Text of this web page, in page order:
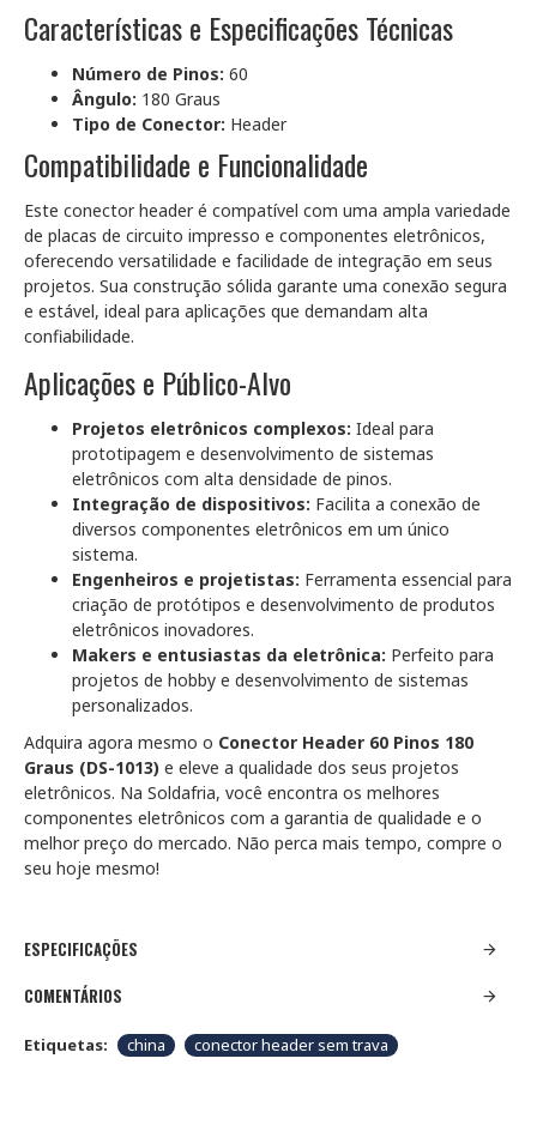
Características e Especificações Técnicas
Número de Pinos: 60
Ângulo: 180 Graus
Tipo de Conector: Header
Compatibilidade e Funcionalidade
Este conector header é compatível com uma ampla variedade
de placas de circuito impresso e componentes eletrônicos,
oferecendo versatilidade e facilidade de integração em seus
projetos. Sua construção sólida garante uma conexão segura
e estável, ideal para aplicações que demandam alta
confiabilidade.
Aplicações e Público-Alvo
Projetos eletrônicos complexos: Ideal para
prototipagem e desenvolvimento de sistemas
eletrônicos com alta densidade de pinos.
Integração de dispositivos: Facilita a conexão de
diversos componentes eletrônicos em um único
sistema.
Engenheiros e projetistas: Ferramenta essencial para
criação de protótipos e desenvolvimento de produtos
eletrônicos inovadores.
Makers e entusiastas da eletrônica: Perfeito para
projetos de hobby e desenvolvimento de sistemas
personalizados.
Adquira agora mesmo o Conector Header 60 Pinos 180
Graus (DS-1013) e eleve a qualidade dos seus projetos
eletrônicos. Na Soldafria, você encontra os melhores
componentes eletrônicos com a garantia de qualidade e o
melhor preço do mercado. Não perca mais tempo, compre o
seu hoje mesmo!
ESPECIFICAÇÕES
COMENTÁRIOS
Etiquetas: china conector header sem trava